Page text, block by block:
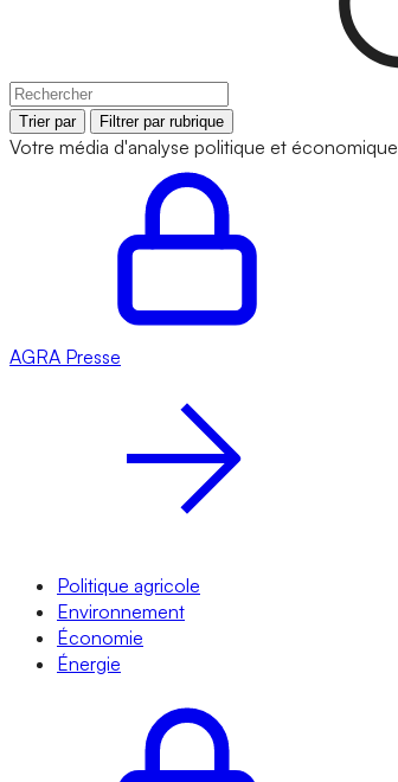
Trier par Filtrer par rubrique
Votre média d'analyse politique et économique
AGRA Presse
Politique agricole
Environnement
Économie
Énergie